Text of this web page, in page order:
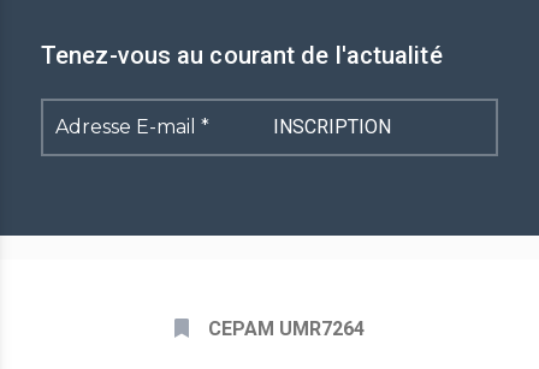
Tenez-vous au courant de l'actualité
Adresse
E-
CEPAM UMR7264